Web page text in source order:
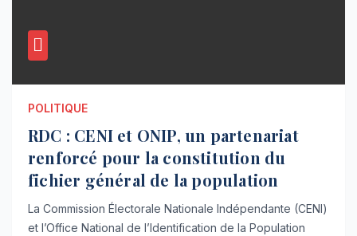
POLITIQUE
RDC : CENI et ONIP, un partenariat
renforcé pour la constitution du
fichier général de la population
La Commission Électorale Nationale Indépendante (CENI)
et l’Office National de l’Identification de la Population